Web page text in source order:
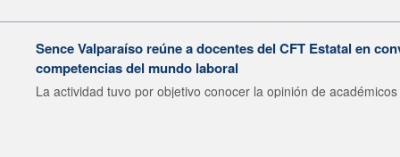
Sence Valparaíso reúne a docentes del CFT Estatal en
competencias del mundo laboral
La actividad tuvo por objetivo conocer la opinión de